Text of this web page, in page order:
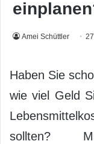
Amei Schüttler
Haben Sie
wie viel Geld
sollten?